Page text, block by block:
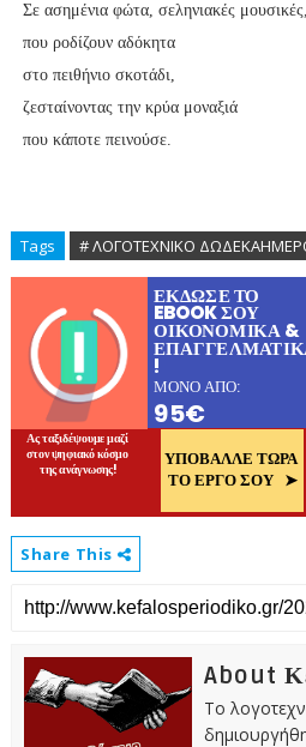
Σε ασημένια φώτα, σεληνιακές μουσικές,
που ροδίζουν αδόκητα
στο πειθήνιο σκοτάδι,
ζεσταίνοντας την κρύα μοναξιά
που κάποτε πεινούσε.
Tags # ΛΟΓΟΤΕΧΝΙΚΟ
Share This
About
Το